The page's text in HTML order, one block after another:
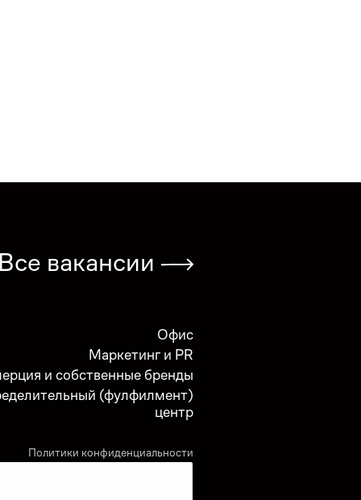
Все вакансии
Офис
Маркетинг и PR
и собственные бренды
(фулфилмент)
центр
Политики конфиденциальности